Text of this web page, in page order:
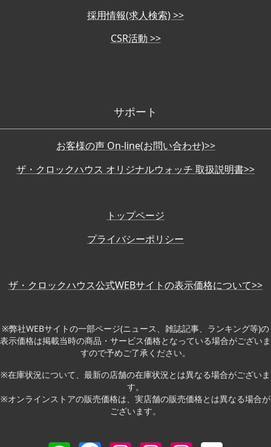
採用情報(求人検索) >>
CSR活動 >>
サポート
お客様の声 On-line(お問い合わせ)>>
ザ・クロックハウス オリジナルウォッチ 取扱説明書>>
トップページ
プライバシーポリシー
ザ・クロックハウス公式WEBサイトの表示価格について>>
※弊社WEBサイトの一部ページ(ニュース、雑誌記事、ランキング等)の
表示価格は掲載当時の商品・サービス価格となっている場合がございま
すので予めご了承ください。
※在庫状況について、最新の店舗の在庫状況とは異なる場合がございま
す。
※オンラインストアの販売価格は、実店舗の販売価格とは異なる場合が
ございます。